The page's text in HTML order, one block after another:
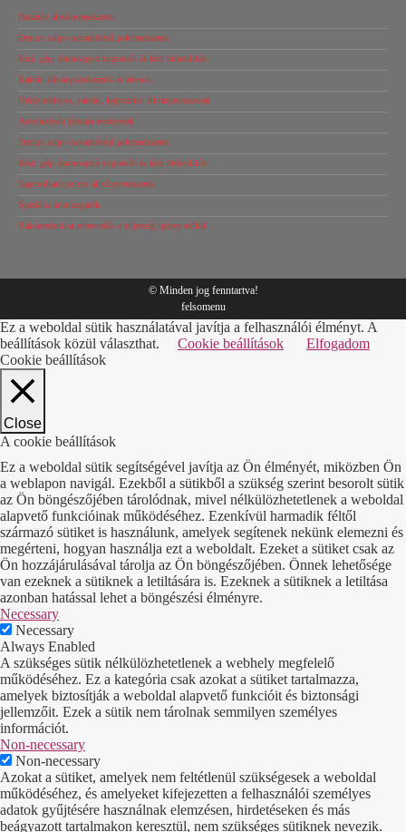
Használt állványrendszerek
Dexion salgo csavarkötésű polcrendszerek
Kézi, gépi árumozgató targoncák és kézi hidraulikák
Raktári állványszerkezetek és elemek
Nehéz raklapos, raktári, logisztikai állványrendszerek
Automatizált tárolási rendszerek
Dexion salgo csavarkötésű polcrendszerek
Kézi, gépi árumozgató targoncák és kézi hidraulikák
Kapcsolható polcos állványrendszerek
Speciális árumozgatók
Raktártechnikai referenciák a teljesség igénye nélkül…
© Minden jog fenntartva!
felsomenu
Ez a weboldal sütik használatával javítja a felhasználói élményt. A
beállítások közül választhat.
Cookie beállítások
Elfogadom
Cookie beállítások
Close
A cookie beállítások
Ez a weboldal sütik segítségével javítja az Ön élményét, miközben Ön
a weblapon navigál. Ezekből a sütikből a szükség szerint besorolt sütik
az Ön böngészőjében tárolódnak, mivel nélkülözhetetlenek a weboldal
alapvető funkcióinak működéséhez. Ezenkívül harmadik féltől
származó sütiket is használunk, amelyek segítenek nekünk elemezni és
megérteni, hogyan használja ezt a weboldalt. Ezeket a sütiket csak az
Ön hozzájárulásával tárolja az Ön böngészőjében. Önnek lehetősége
van ezeknek a sütiknek a letiltására is. Ezeknek a sütiknek a letiltása
azonban hatással lehet a böngészési élményre.
Necessary
Necessary
Always Enabled
A szükséges sütik nélkülözhetetlenek a webhely megfelelő
működéséhez. Ez a kategória csak azokat a sütiket tartalmazza,
amelyek biztosítják a weboldal alapvető funkcióit és biztonsági
jellemzőit. Ezek a sütik nem tárolnak semmilyen személyes
információt.
Non-necessary
Non-necessary
Azokat a sütiket, amelyek nem feltétlenül szükségesek a weboldal
működéséhez, és amelyeket kifejezetten a felhasználói személyes
adatok gyűjtésére használnak elemzésen, hirdetéseken és más
beágyazott tartalmakon keresztül, nem szükséges sütiknek nevezik.